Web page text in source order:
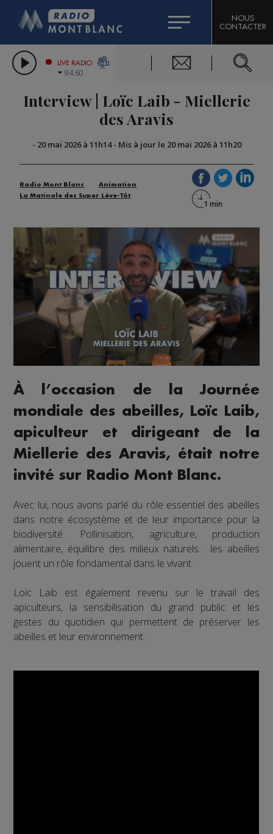
LES CHRONIQUES DE L'EXPERT
CITIZEN MACHINERY
GRAND MASSIF DOMAINES SKIABLES
BIGARD
COMPAGNIE DU MONT-BLANC
NOUS
CONTACTER
LIVE RADIO
94.60
Interview | Loïc Laib - Miellerie
des Aravis
- 20 mai 2026 à 11h14- Mis à jour le 20 mai 2026 à 11h20
Radio Mont Blanc
Animation
La Matinale des Super Lève-Tôt
À l’occasion de la Journée
mondiale des abeilles, Loïc Laib,
apiculteur et dirigeant de la
Miellerie des Aravis, était notre
invité sur Radio Mont Blanc.
Avec lui, nous avons parlé du rôle essentiel des abeilles
dans notre écosystème et de leur importance pour la
biodiversité. Pollinisation, agriculture, production
alimentaire, équilibre des milieux naturels… les abeilles
jouent un rôle fondamental dans le vivant.
Loïc Laib est également revenu sur le travail des
apiculteurs, la sensibilisation du grand public et les
gestes du quotidien qui permettent de préserver les
abeilles et leur environnement.